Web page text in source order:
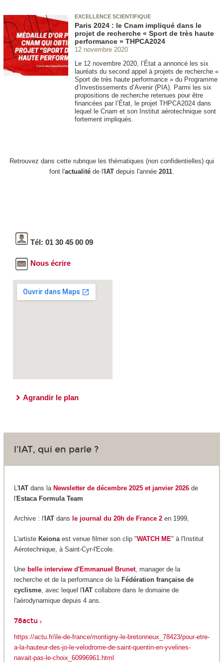
EXCELLENCE SCIENTIFIQUE
Paris 2024 : le Cnam impliqué dans le
projet de recherche « Sport de très haute
performance » THPCA2024
12 novembre 2020
Le 12 novembre 2020, l’État a annoncé les six
lauréats du second appel à projets de recherche «
Sport de très haute performance » du Programme
d’Investissements d’Avenir (PIA). Parmi les six
propositions de recherche retenues pour être
financées par l’État, le projet THPCA2024 dans
lequel le Cnam et son Institut aérotechnique sont
fortement impliqués.
Retrouvez dans cette rubrique les thématiques (non confidentielles) qui
font l'actualitéde l'IATdepuis l'année 2011.
Tél: 01 30 45 00 09
Nous écrire
Agrandir le plan
l'IAT, qui en parle ?
L'IATdans la Newsletter de décembre 2025 et janvier 2026de
l'Estaca Formula Team
Archive : l'IATdans le journal du 20h de France 2en 1999,
L'artiste Keionaest venue filmer son clip "WATCH ME" à l'Institut
Aérotechnique, à Saint-Cyr-l'Ecole.
Une belle interview d'Emmanuel Brunet, manager de la
recherche et de la performance de la Fédération française de
cyclisme, avec lequel l'IAT collabore dans le domaine de
l'aérodynamique depuis 4 ans.
78actu :
https://actu.fr/ile-de-france/montigny-le-bretonneux_78423/pour-etre-
a-la-hauteur-des-jo-le-velodrome-de-saint-quentin-en-yvelines-
navait-pas-le-choix_60996961.html